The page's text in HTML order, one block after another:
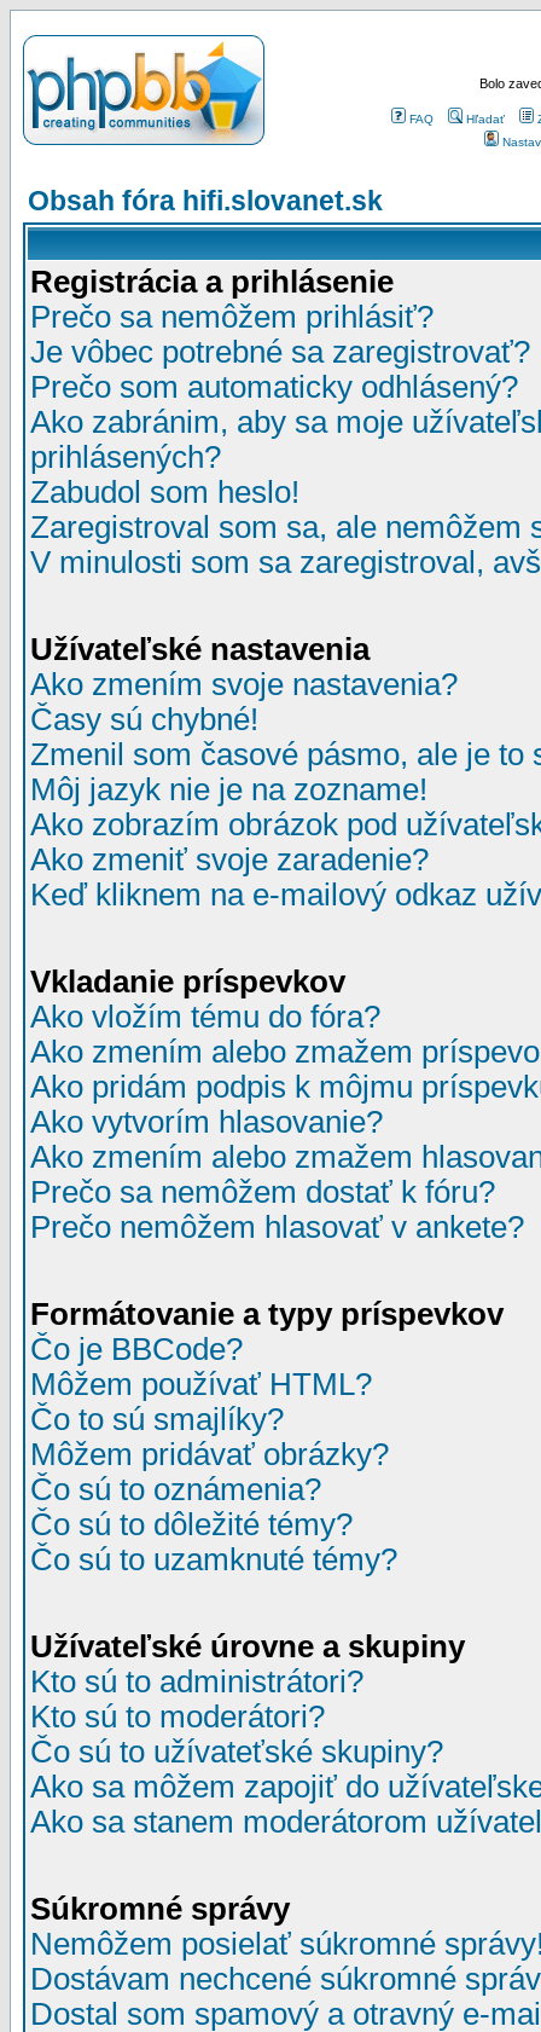
Bolo
FAQ Hľadať
Obsah fóra hifi.slovanet.sk
Registrácia a prihlásenie
Prečo sa nemôžem prihlásiť?
Je vôbec potrebné sa zaregistrovať?
Prečo som automaticky odhlásený?
Ako zabránim, aby sa moje
prihlásených?
Zabudol som heslo!
Zaregistroval som sa, ale nemôžem
V minulosti som sa zaregistroval,
Užívateľské nastavenia
Ako zmením svoje nastavenia?
Časy sú chybné!
Zmenil som časové pásmo, ale je to
Môj jazyk nie je na zozname!
Ako zobrazím obrázok pod
Ako zmeniť svoje zaradenie?
Keď kliknem na e-mailový odkaz
Vkladanie príspevkov
Ako vložím tému do fóra?
Ako zmením alebo zmažem
Ako pridám podpis k môjmu
Ako vytvorím hlasovanie?
Ako zmením alebo zmažem
Prečo sa nemôžem dostať k fóru?
Prečo nemôžem hlasovať v ankete?
Formátovanie a typy príspevkov
Čo je BBCode?
Môžem používať HTML?
Čo to sú smajlíky?
Môžem pridávať obrázky?
Čo sú to oznámenia?
Čo sú to dôležité témy?
Čo sú to uzamknuté témy?
Užívateľské úrovne a skupiny
Kto sú to administrátori?
Kto sú to moderátori?
Čo sú to užívateťské skupiny?
Ako sa môžem zapojiť do
Ako sa stanem moderátorom
Súkromné správy
Nemôžem posielať súkromné
Dostávam nechcené súkromné
Dostal som spamový a otravný e-